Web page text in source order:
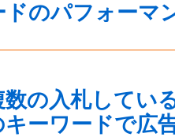
ドのパフォーマ
の入札してい
キーワードで広